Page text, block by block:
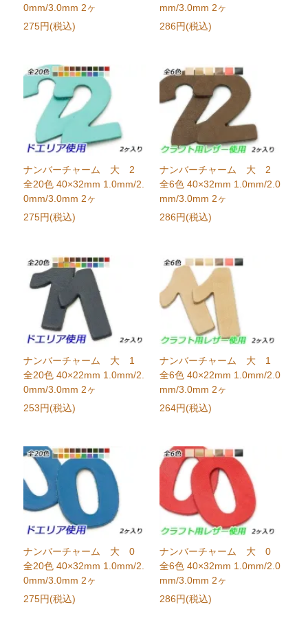
0mm/3.0mm 2ヶ
275円(税込)
mm/3.0mm 2ヶ
286円(税込)
ナンバーチャーム 大 2
全20色 40×32mm 1.0mm/2.
0mm/3.0mm 2ヶ
275円(税込)
ナンバーチャーム 大 2
全6色 40×32mm 1.0mm/2.0
mm/3.0mm 2ヶ
286円(税込)
ナンバーチャーム 大 1
全20色 40×22mm 1.0mm/2.
0mm/3.0mm 2ヶ
253円(税込)
ナンバーチャーム 大 1
全6色 40×22mm 1.0mm/2.0
mm/3.0mm 2ヶ
264円(税込)
ナンバーチャーム 大 0
全20色 40×32mm 1.0mm/2.
0mm/3.0mm 2ヶ
275円(税込)
ナンバーチャーム 大 0
全6色 40×32mm 1.0mm/2.0
mm/3.0mm 2ヶ
286円(税込)